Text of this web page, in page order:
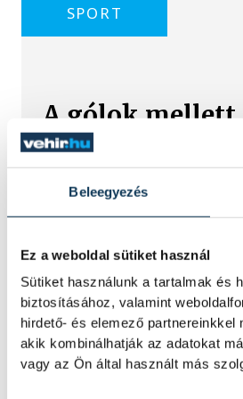
Beleegyezés
Ez a weboldal sütiket használ
Sütiket használunk a tartalmak és
biztosításához, valamint
hirdető- és elemező
akik kombinálhatják az adatokat
vagy az Ön által használt más
SPORT
A gólok
Gasper
Érzelmekben és
veszprémi közönség
hazai mérkőzésén
azonban Gasper
A szlovén
24-es mezét, amelyet
Dr. Bartha
Bajnokok